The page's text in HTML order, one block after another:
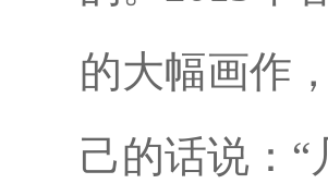
的大幅画作
己的话说：